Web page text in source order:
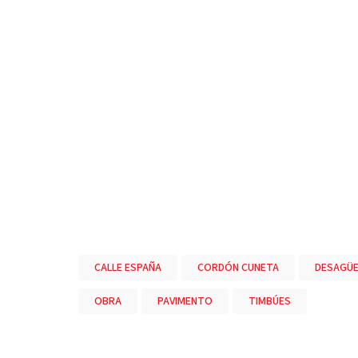
CALLE ESPAÑA CORDÓN CUNETA DESAGÜE
OBRA PAVIMENTO TIMBÚES